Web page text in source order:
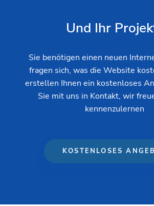
Und Ihr
Sie benötigen einen neuen
fragen sich, was die Website
erstellen Ihnen ein kostenloses
Sie mit uns in Kontakt, wir
kennenzulernen
KOSTENLOSES